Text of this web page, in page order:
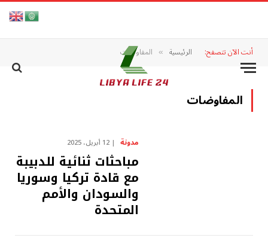
أنت الآن تتصفح: الرئيسية » المفاوضات
المفاوضات
مدونة 12 أبريل، 2025
مباحثات ثنائية للدبيبة
مع قادة تركيا وسوريا
والسودان والأمم
المتحدة